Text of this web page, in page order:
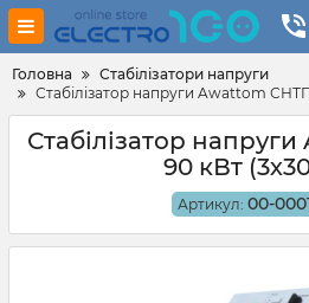
Головна
Стабілізатори напруги
Стабілізатор напруги Awattom
Стабілізатор
90 кВт
Артикул: 00-